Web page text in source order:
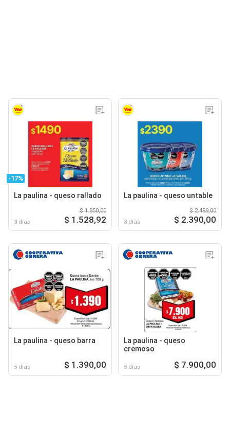
-17%
La paulina - queso rallado
3 días
$ 1.850,00
$ 1.528,92
La paulina - queso untable
3 días
$ 2.499,00
$ 2.390,00
La paulina - queso barra
5 días $ 1.390,00
La paulina - queso
cremoso
5 días $ 7.900,00